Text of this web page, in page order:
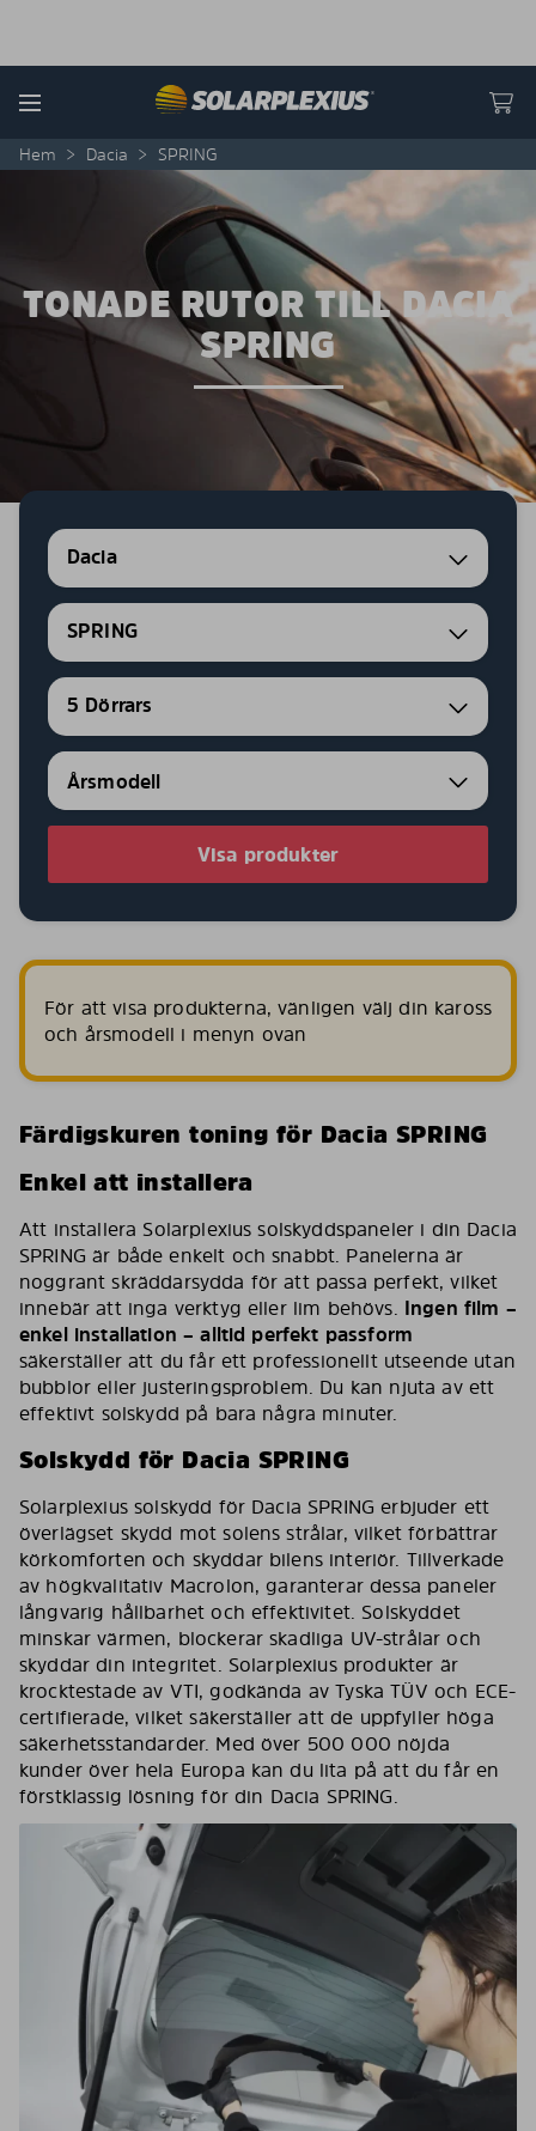
Menu
Hem > Dacia > SPRING
TONADE RUTOR TILL DACIA
SPRING
Dacia
SPRING
5 Dörrars
Visa produkter
För att visa produkterna, vänligen välj din kaross
och årsmodell i menyn ovan
Färdigskuren toning för Dacia SPRING
Enkel att installera
Att installera Solarplexius solskyddspaneler i din Dacia
SPRING är både enkelt och snabbt. Panelerna är
noggrant skräddarsydda för att passa perfekt, vilket
innebär att inga verktyg eller lim behövs. Ingen film –
enkel installation – alltid perfekt passform
säkerställer att du får ett professionellt utseende utan
bubblor eller justeringsproblem. Du kan njuta av ett
effektivt solskydd på bara några minuter.
Solskydd för Dacia SPRING
Solarplexius solskydd för Dacia SPRING erbjuder ett
överlägset skydd mot solens strålar, vilket förbättrar
körkomforten och skyddar bilens interiör. Tillverkade
av högkvalitativ Macrolon, garanterar dessa paneler
långvarig hållbarhet och effektivitet. Solskyddet
minskar värmen, blockerar skadliga UV-strålar och
skyddar din integritet. Solarplexius produkter är
krocktestade av VTI, godkända av Tyska TÜV och ECE-
certifierade, vilket säkerställer att de uppfyller höga
säkerhetsstandarder. Med över 500 000 nöjda
kunder över hela Europa kan du lita på att du får en
förstklassig lösning för din Dacia SPRING.